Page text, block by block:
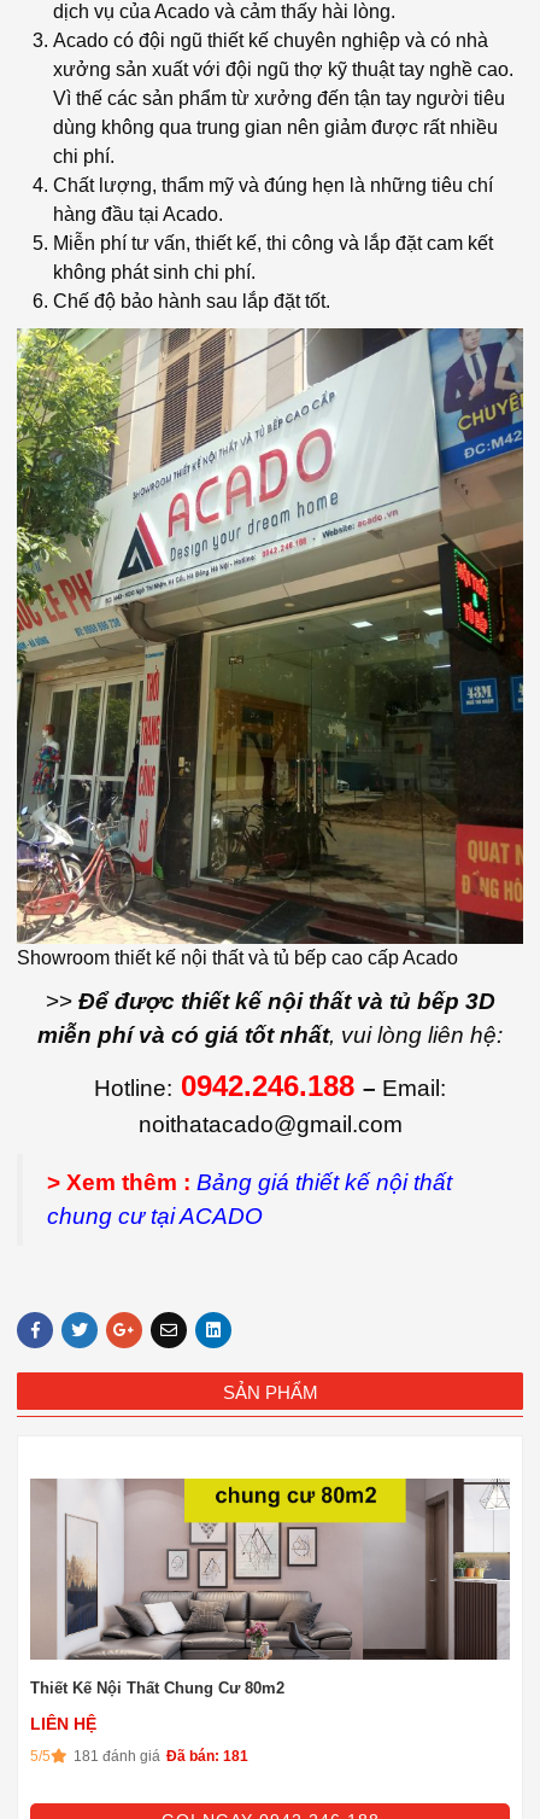
dịch vụ của Acado và cảm thấy hài lòng.
Acado có đội ngũ thiết kế chuyên nghiệp và có nhà
xưởng sản xuất với đội ngũ thợ kỹ thuật tay nghề cao.
Vì thế các sản phẩm từ xưởng đến tận tay người tiêu
dùng không qua trung gian nên giảm được rất nhiều
chi phí.
Chất lượng, thẩm mỹ và đúng hẹn là những tiêu chí
hàng đầu tại Acado.
Miễn phí tư vấn, thiết kế, thi công và lắp đặt cam kết
không phát sinh chi phí.
Chế độ bảo hành sau lắp đặt tốt.
Showroom thiết kế nội thất và tủ bếp cao cấp Acado
>>Để được thiết kế nội thất và tủ bếp 3D
miễn phí và có giá tốt nhất, vui lòng liên hệ:
Hotline: 0942.246.188 – Email:
noithatacado@gmail.com
> Xem thêm : Bảng giá thiết kế nội thất
chung cư tại ACADO
SẢN PHẨM
Thiết Kế Nội Thất Chung Cư 80m2
LIÊN HỆ
5/5 181 đánh giá Đã bán: 181